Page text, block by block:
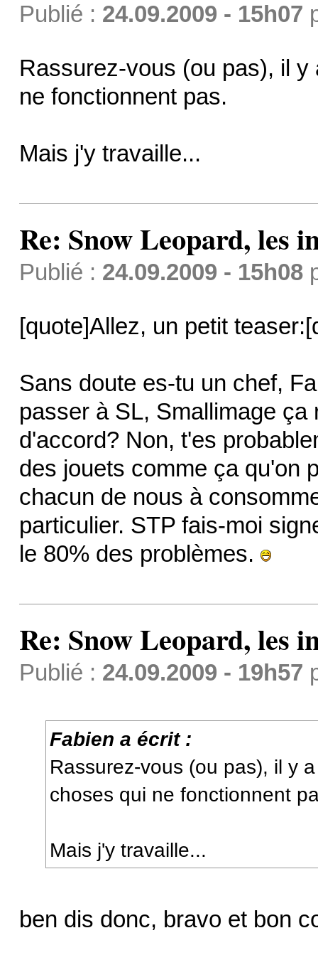
Publié : 24.09.2009 - 15h07
Rassurez-vous (ou pas), il
ne fonctionnent pas.
Mais j'y travaille...
Re: Snow Leopard, les
Publié : 24.09.2009 - 15h08
[quote]Allez, un petit
Sans doute es-tu un chef,
passer à SL, Smallimage
d'accord? Non, t'es
des jouets comme ça qu'on
chacun de nous à
particulier. STP fais-moi
le 80% des problèmes.
Re: Snow Leopard, les
Publié : 24.09.2009 - 19h57
Fabien a écrit :
Rassurez-vous (ou pas), il y
choses qui ne fonctionnent
Mais j'y travaille...
ben dis donc, bravo et bon